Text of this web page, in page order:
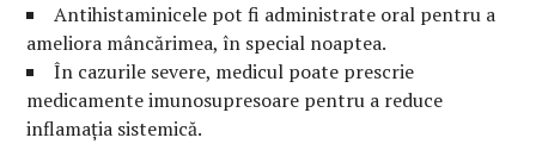
Antihistaminicele pot fi administrate oral pentru a
ameliora mâncărimea, în special noaptea.
În cazurile severe, medicul poate prescrie
medicamente imunosupresoare pentru a reduce
inflamația sistemică.